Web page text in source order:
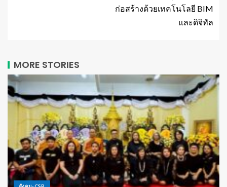
ก่อสร้างด้วยเทคโนโลยี BIM
และดิจิทัล
MORE STORIES